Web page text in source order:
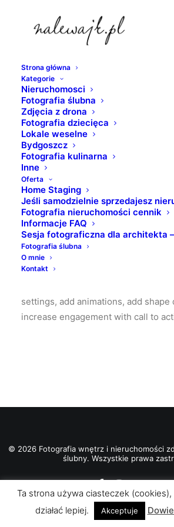
Strona główna
Kategorie
Nieruchomosci
Fotografia ślubna
Zdjęcia z drona
Fotografia dziecięca
Lokale weselne
Bydgoszcz
Fotografia kulinarna
Inne
Oferta
Home Staging
Jeśli samodzielnie sprzedajesz
Fotografia nieruchomości cennik
Informacje FAQ
Sesja fotograficzna dla architekta
Fotografia ślubna
O mnie
Kontakt
Strona Główna
Quote Sample
17 KWIETNIA 2022 | PRZEZPIOTR
Quote Sample
Change the color to match your
settings, add animations, add shape
increase engagement with call to
© 2026 Fotografia wnętrz i nieruchomości
ślubny. Wszystkie prawa
Ta strona używa ciasteczek
działać lepiej.
Akceptuje